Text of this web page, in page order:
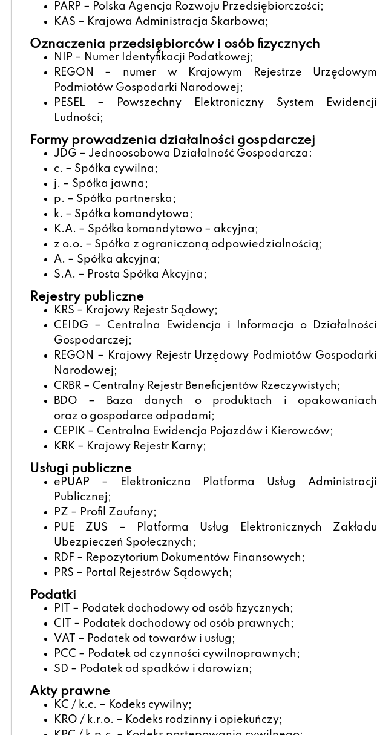
PARP – Polska Agencja Rozwoju Przedsiębiorczości;
KAS – Krajowa Administracja Skarbowa;
Oznaczenia przedsiębiorców i osób fizycznych
NIP – Numer Identyfikacji Podatkowej;
REGON – numer w Krajowym Rejestrze Urzędowym
Podmiotów Gospodarki Narodowej;
PESEL – Powszechny Elektroniczny System Ewidencji
Ludności;
Formy prowadzenia działalności gospdarczej
JDG – Jednoosobowa Działalność Gospodarcza:
c. – Spółka cywilna;
j. – Spółka jawna;
p. – Spółka partnerska;
k. – Spółka komandytowa;
K.A. – Spółka komandytowo – akcyjna;
z o.o. – Spółka z ograniczoną odpowiedzialnością;
A. – Spółka akcyjna;
S.A. – Prosta Spółka Akcyjna;
Rejestry publiczne
KRS – Krajowy Rejestr Sądowy;
CEIDG – Centralna Ewidencja i Informacja o Działalności
Gospodarczej;
REGON – Krajowy Rejestr Urzędowy Podmiotów Gospodarki
Narodowej;
CRBR – Centralny Rejestr Beneficjentów Rzeczywistych;
BDO – Baza danych o produktach i opakowaniach
oraz o gospodarce odpadami;
CEPIK – Centralna Ewidencja Pojazdów i Kierowców;
KRK – Krajowy Rejestr Karny;
Usługi publiczne
ePUAP – Elektroniczna Platforma Usług Administracji
Publicznej;
PZ – Profil Zaufany;
PUE ZUS – Platforma Usług Elektronicznych Zakładu
Ubezpieczeń Społecznych;
RDF – Repozytorium Dokumentów Finansowych;
PRS – Portal Rejestrów Sądowych;
Podatki
PIT – Podatek dochodowy od osób fizycznych;
CIT – Podatek dochodowy od osób prawnych;
VAT – Podatek od towarów i usług;
PCC – Podatek od czynności cywilnoprawnych;
SD – Podatek od spadków i darowizn;
Akty prawne
KC / k.c. – Kodeks cywilny;
KRO / k.r.o. – Kodeks rodzinny i opiekuńczy;